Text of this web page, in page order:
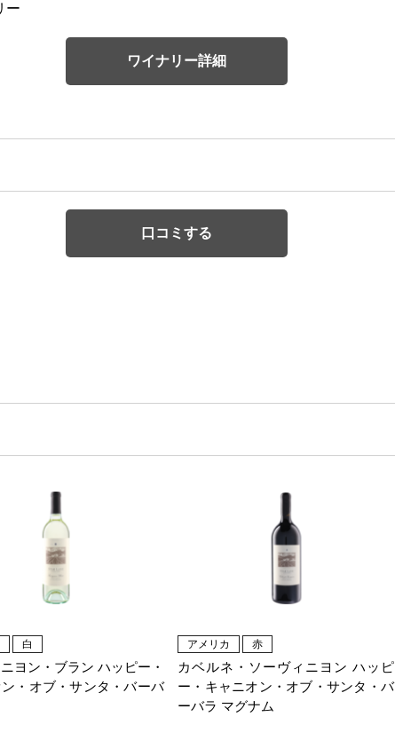
ー
ワイナリー詳細
口コミする
白
ヨン・ブラン ハッピー・
・オブ・サンタ・バーバ
アメリカ 赤
カベルネ・ソーヴィニヨン ハッピ
ー・キャニオン・オブ・サンタ・バ
ーバラ マグナム